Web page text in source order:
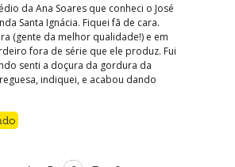
da Ana Soares que conheci o José
Santa Ignácia. Fiquei fã de cara.
(gente da melhor qualidade!) e em
fora de série que ele produz. Fui
senti a doçura da gordura da
indiquei, e acabou dando